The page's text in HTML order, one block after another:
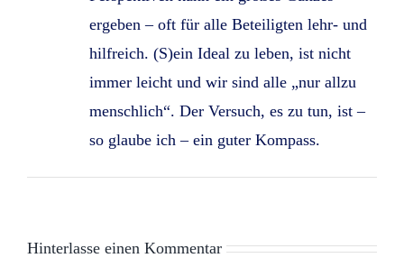
ergeben – oft für alle Beteiligten lehr- und
hilfreich. (S)ein Ideal zu leben, ist nicht
immer leicht und wir sind alle „nur allzu
menschlich“. Der Versuch, es zu tun, ist –
so glaube ich – ein guter Kompass.
Hinterlasse einen Kommentar